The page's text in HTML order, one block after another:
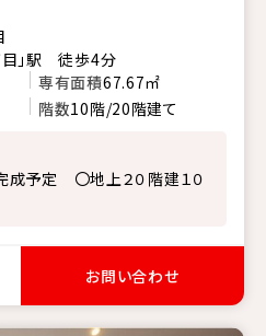
目」駅 徒歩4分
専有面積67.67㎡
階数10階/20階建て
成予定 〇地上２０階建１０
お問い合わせ